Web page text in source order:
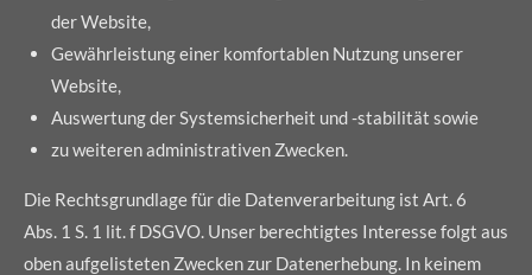
der Website,
Gewährleistung einer komfortablen Nutzung unserer
Website,
Auswertung der Systemsicherheit und -stabilität sowie
zu weiteren administrativen Zwecken.
Die Rechtsgrundlage für die Datenverarbeitung ist Art. 6
Abs. 1 S. 1 lit. f DSGVO. Unser berechtigtes Interesse folgt aus
oben aufgelisteten Zwecken zur Datenerhebung. In keinem